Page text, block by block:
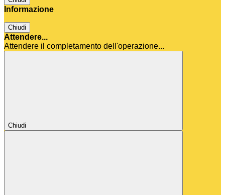
Informazione
Chiudi
Attendere...
Attendere il completamento dell'operazione...
Chiudi